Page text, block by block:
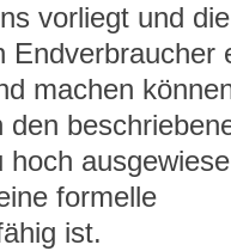
vorliegt und
machen
den
hoch
formelle
ist.